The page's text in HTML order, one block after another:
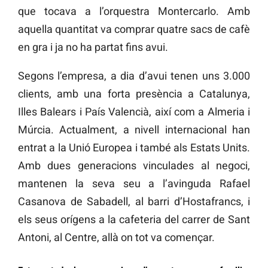
que tocava a l’orquestra Montercarlo. Amb
aquella quantitat va comprar quatre sacs de cafè
en gra i ja no ha partat fins avui.
Segons l’empresa, a dia d’avui tenen uns 3.000
clients, amb una forta presència a Catalunya,
Illes Balears i País Valencià, així com a Almeria i
Múrcia. Actualment, a nivell internacional han
entrat a la Unió Europea i també als Estats Units.
Amb dues generacions vinculades al negoci,
mantenen la seva seu a l’avinguda Rafael
Casanova de Sabadell, al barri d’Hostafrancs, i
els seus orígens a la cafeteria del carrer de Sant
Antoni, al Centre, allà on tot va començar.